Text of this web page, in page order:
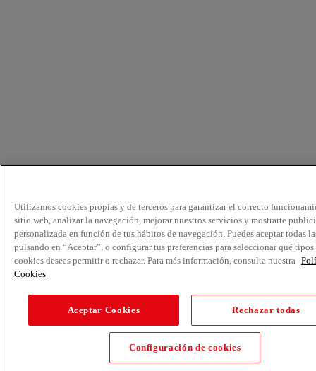
Utilizamos cookies propias y de terceros para garantizar el correcto
sitio web, analizar la navegación, mejorar nuestros servicios y mostrarte
personalizada en función de tus hábitos de navegación. Puedes aceptar todas
pulsando en “Aceptar”, o configurar tus preferencias para seleccionar qué tipos
cookies deseas permitir o rechazar. Para más información, consulta nuestra
Cookies
Aceptar Cookies Rechazar todas
Configuración de cookies